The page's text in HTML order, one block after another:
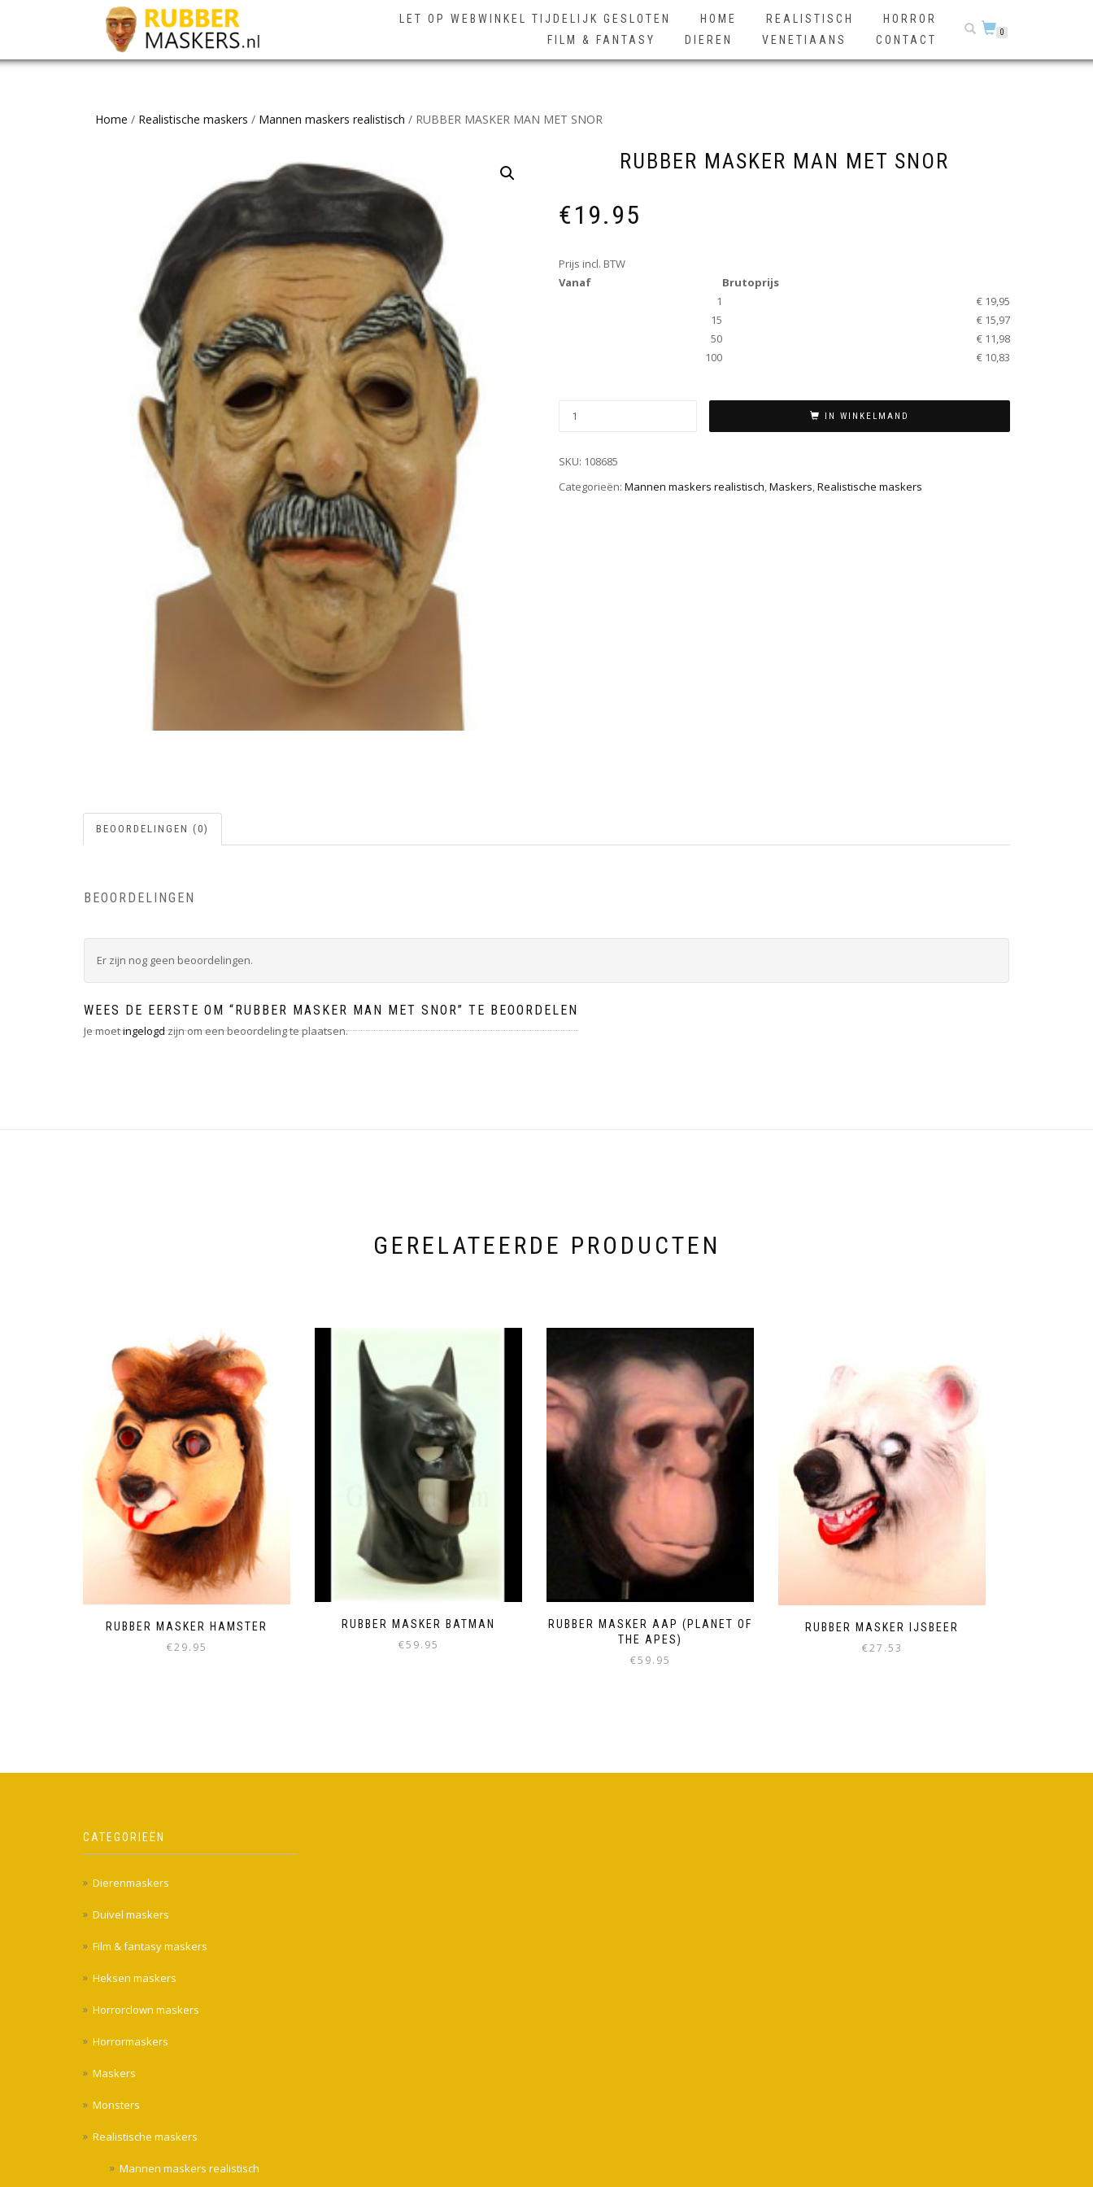
LET OP WEBWINKEL TIJDELIJK GESLOTEN HOME REALISTISCH
HORROR
FILM & FANTASY
DIEREN VENETIAANS CONTACT
0
Home / Realistische maskers / Mannen maskers realistisch / RUBBER MASKER MAN MET SNOR
RUBBER MASKER MAN MET SNOR
€19.95
Prijs incl. BTW
Vanaf
Brutoprijs
1
€ 19,95
15
€ 15,97
50
€ 11,98
100
€ 10,83
IN WINKELMAND
SKU: 108685
Categorieën: Mannen maskers realistisch Maskers Realistische maskers
BEOORDELINGEN (0)
BEOORDELINGEN
Er zijn nog geen beoordelingen.
WEES DE EERSTE OM “RUBBER MASKER MAN MET SNOR” TE BEOORDELEN
Je moetingelogdzijn om een beoordeling te plaatsen.
GERELATEERDE PRODUCTEN
RUBBER MASKER HAMSTER
€29.95
RUBBER MASKER BATMAN
€59.95
RUBBER MASKER AAP (PLANET OF
THE APES)
€59.95
RUBBER MASKER IJSBEER
€27.53
CATEGORIEËN
Dierenmaskers
Duivel maskers
Film & fantasy maskers
Heksen maskers
Horrorclown maskers
Horrormaskers
Maskers
Monsters
Realistische maskers
Mannen maskers realistisch